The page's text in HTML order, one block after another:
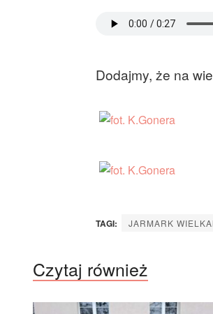
Dodajmy, że na
TAGI: JARMARK
Czytaj również